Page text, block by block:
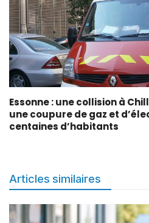
Essonne : une collision à
une coupure de gaz et
centaines d’habitants
Articles similaires